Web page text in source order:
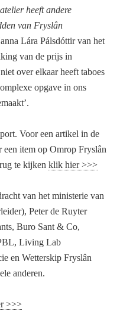
heeft andere
van Fryslân
Lára Pálsdóttir van het
van de prijs in
over elkaar heeft taboes
opgave in ons
Voor een artikel in de
een item op Omrop Fryslân
te kijkenklik hier >>>
van het ministerie van
Peter de Ruyter
Buro Sant & Co,
Living Lab
en Wetterskip Fryslân
anderen.
>>>